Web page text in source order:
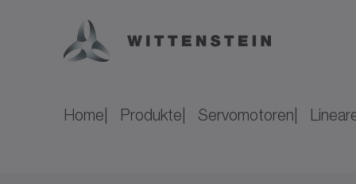
Home Produkte Servomotoren